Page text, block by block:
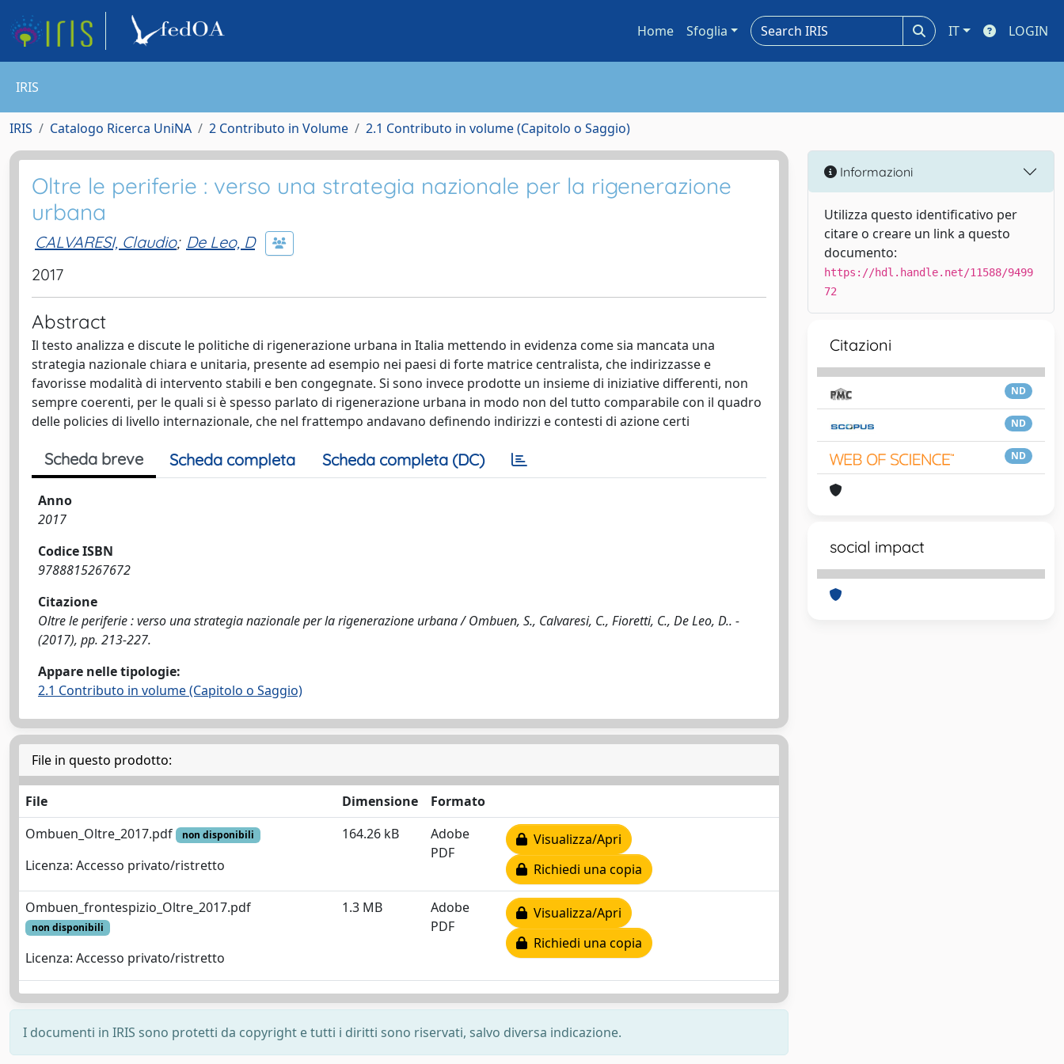
Home Sfoglia IT LOGIN
IRIS
IRIS Catalogo Ricerca UniNA 2 Contributo in Volume 2.1 Contributo in volume (Capitolo o Saggio)
Oltre le periferie : verso una strategia nazionale per la rigenerazione
urbana
CALVARESI, Claudio; De Leo, D
2017
Abstract
Il testo analizza e discute le politiche di rigenerazione urbana in Italia mettendo in evidenza come sia mancata una
strategia nazionale chiara e unitaria, presente ad esempio nei paesi di forte matrice centralista, che indirizzasse e
favorisse modalità di intervento stabili e ben congegnate. Si sono invece prodotte un insieme di iniziative differenti, non
sempre coerenti, per le quali si è spesso parlato di rigenerazione urbana in modo non del tutto comparabile con il quadro
delle policies di livello internazionale, che nel frattempo andavano definendo indirizzi e contesti di azione certi
Scheda breve Scheda completa Scheda completa (DC)
Anno
2017
Codice ISBN
9788815267672
Citazione
Oltre le periferie : verso una strategia nazionale per la rigenerazione urbana / Ombuen, S., Calvaresi, C., Fioretti, C., De Leo, D.. -
(2017), pp. 213-227.
Appare nelle tipologie:
2.1 Contributo in volume (Capitolo o Saggio)
File in questo prodotto:
File Dimensione
Formato
Ombuen_Oltre_2017.pdf
non disponibili
Licenza: Accesso privato/ristretto
164.26 kB
Adobe
PDF
Visualizza/Apri
Richiedi una copia
Ombuen_frontespizio_Oltre_2017.pdf
non disponibili
Licenza: Accesso privato/ristretto
1.3 MB
Adobe
PDF
Visualizza/Apri
Richiedi una copia
I documenti in IRIS sono protetti da copyright e tutti i diritti sono riservati, salvo diversa indicazione.
Informazioni
Utilizza questo identificativo per
citare o creare un link a questo
documento:
https://hdl.handle.net/11588/9499
72
Citazioni
ND
ND
ND
social impact